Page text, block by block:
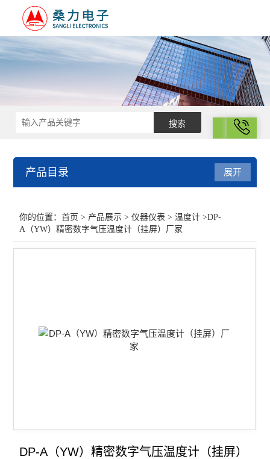
拨号
产品目录
恒流电源
数字电位差综合测试仪
展开
你的位置：首页 > 产品展示 >仪器仪表 >温度计 >DP-
A（YW）精密数字气压温度计（挂屏）厂家
DP-A（YW）精密数字气压温度计（挂屏）